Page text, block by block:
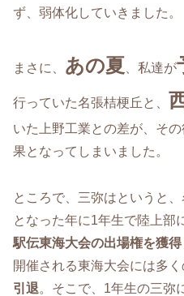
ず、弱体化していきました。
まさに、 あの夏 、私達が
行っていた名張桔梗丘と、
いた上野工業との差が、そ
果となってしまいました。
ところで、三弥はというと
となった年に1年生で陸上部
駅伝東海大会の出場権を獲
開催される東海大会には多
引退。そこで、1年生の三弥